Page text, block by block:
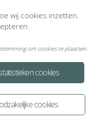
cookies
cookies
wij cookies inzetten.
om cookies te plaatsen.